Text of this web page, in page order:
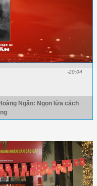
-20:04
Ngân: Ngọn lửa cách